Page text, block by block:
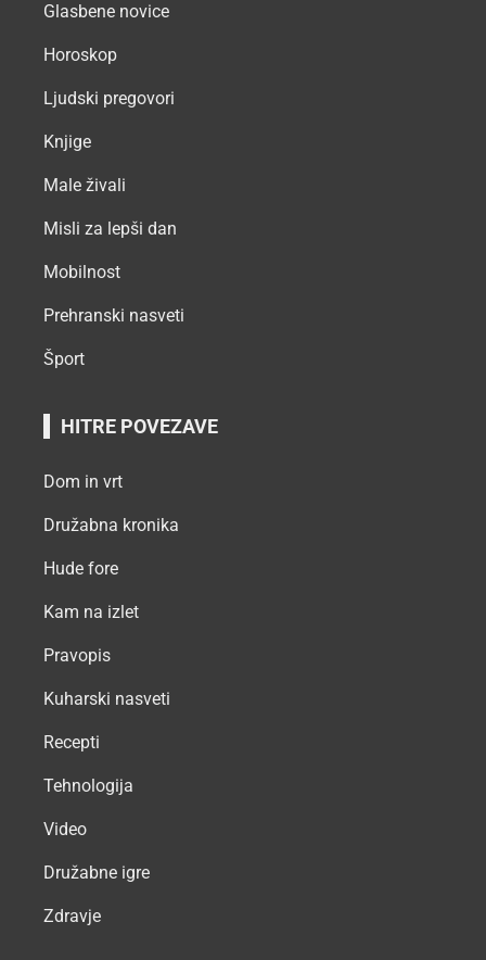
Glasbene novice
Horoskop
Ljudski pregovori
Knjige
Male živali
Misli za lepši dan
Mobilnost
Prehranski nasveti
Šport
HITRE POVEZAVE
Dom in vrt
Družabna kronika
Hude fore
Kam na izlet
Pravopis
Kuharski nasveti
Recepti
Tehnologija
Video
Družabne igre
Zdravje